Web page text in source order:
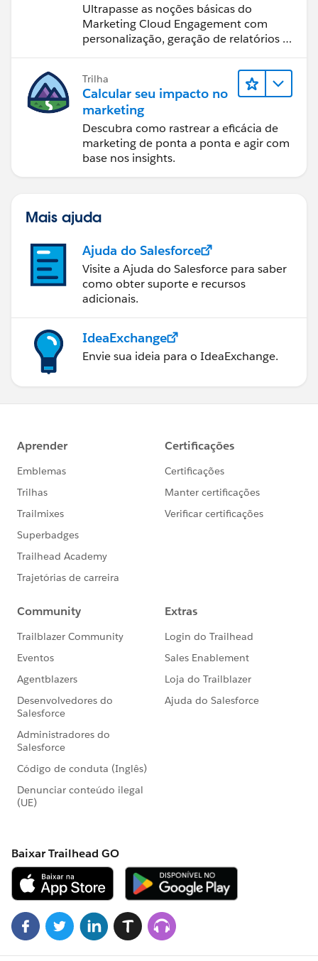
PageReference page = new
PageReference('/apex/VF_ContactAuthentication');
page.setRedirect(true);
return page;
ApexPages.Message(ApexPages.Severity.ERROR,'Error:
Please provide valid Username.');
ApexPages.addMessage(myMsg);
return null;
}
}
public void SendEmail(){
Messaging.SingleEmailMessage mail = new
List<EmailTemplate> ([Select Id, Name from
EmailTemplate where Name = 'Forgot Password']);
mail.setTemplateId(e[0].Id);
mail.setTargetObjectID(cntctID);
mail.setWhatID(acctID);
String[] toaddress = new String[]{};
toaddress.add(email);
mail.setToAddresses(toaddress);
System.debug('@@@@'+email);
Messaging.sendEmail(new
Messaging.SingleEmailMessage[] {mail});
Ultrapasse as noções básicas do
Marketing Cloud Engagement com
personalização, geração de relatórios e
Trilha
Calcular seu impacto no
marketing
Descubra como rastrear a eficácia de
marketing de ponta a ponta e agir com
base nos insights.
Mais ajuda
Ajuda do Salesforce
Visite a Ajuda do Salesforce para saber
como obter suporte e recursos
adicionais.
IdeaExchange
Envie sua ideia para o IdeaExchange.